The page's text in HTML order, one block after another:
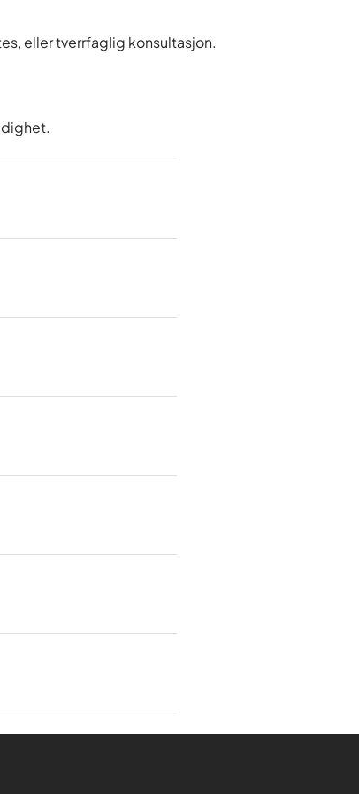
eller tverrfaglig konsultasjon.